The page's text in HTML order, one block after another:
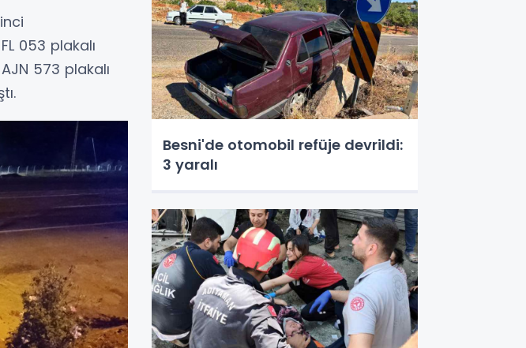
053 plakalı
573 plakalı
Besni'de otomobil refüje devrildi:
3 yaralı